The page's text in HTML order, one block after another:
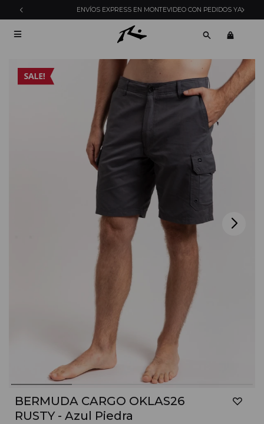
ENVÍOS EXPRESS EN MONTEVIDEO CON PEDIDOS YA

BERMUDA CARGO OKLAS26
RUSTY - Azul Piedra